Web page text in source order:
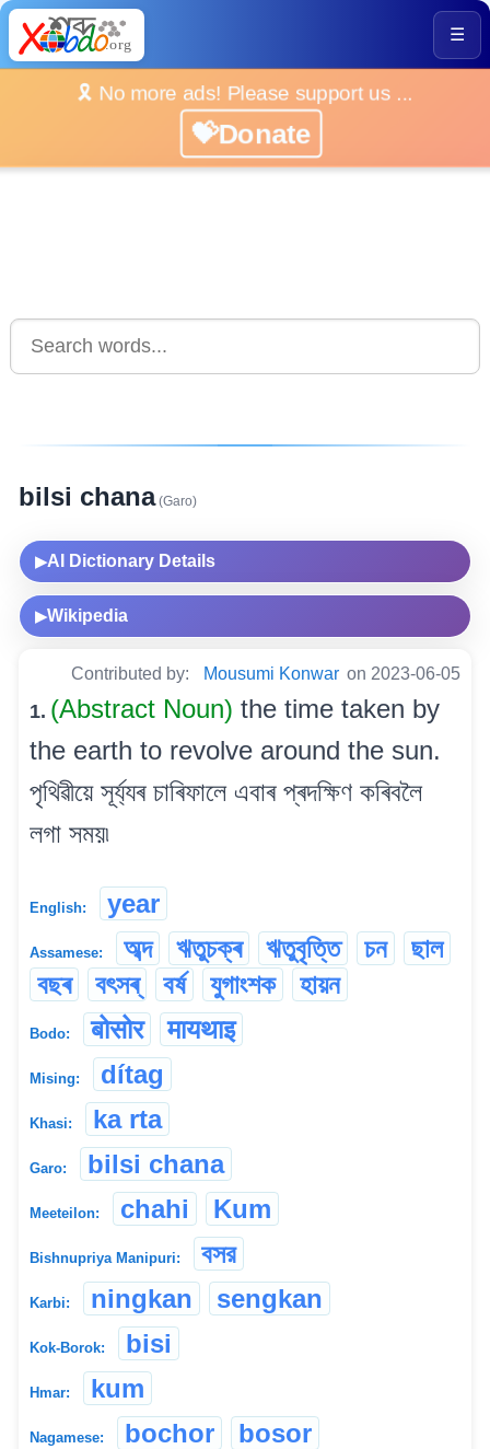
☰
🎗️ No more ads! Please support us ...
💝Donate
bilsi chana(Garo)
▶AI Dictionary Details
▶Wikipedia
Contributed by: Mousumi Konwar on 2023-06-05
1. (Abstract Noun) the time taken by
the earth to revolve around the sun.
পৃথিৱীয়ে সূৰ্য্যৰ চাৰিফালে এবাৰ প্ৰদক্ষিণ কৰিবলৈ
লগা সময়৷
English: year
Assamese: অব্দ ঋতুচক্ৰ ঋতুবৃত্তি চন
ছাল
বছৰ
বৎসৰ্ বৰ্ষ যুগাংশক হায়ন
Bodo: बोसोर मायथाइ
Mising: dítag
Khasi: ka rta
Garo: bilsi chana
Meeteilon: chahi Kum
Bishnupriya Manipuri: বসর
Karbi: ningkan sengkan
Kok-Borok: bisi
Hmar: kum
Nagamese: bochor bosor